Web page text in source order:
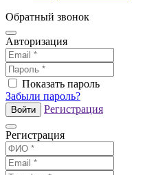
Обратный звонок
Авторизация
Показать пароль
Забыли пароль?
Войти Регистрация
Регистрация